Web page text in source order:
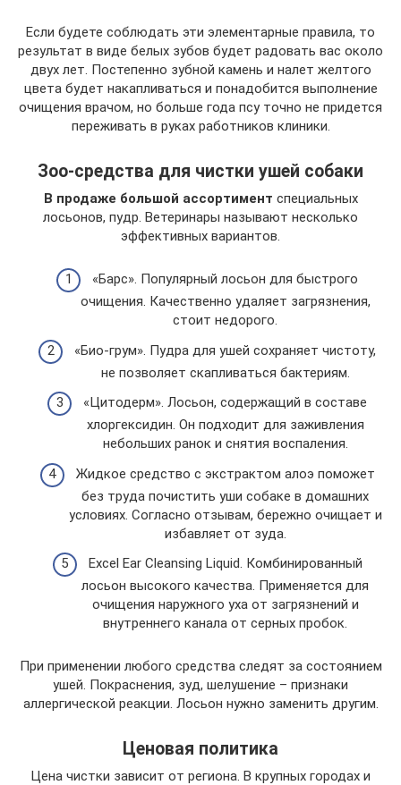
Если будете соблюдать эти элементарные правила, то
результат в виде белых зубов будет радовать вас около
двух лет. Постепенно зубной камень и налет желтого
цвета будет накапливаться и понадобится выполнение
очищения врачом, но больше года псу точно не придется
переживать в руках работников клиники.
Зоо-средства для чистки ушей собаки
В продаже большой ассортимент специальных
лосьонов, пудр. Ветеринары называют несколько
эффективных вариантов.
«Барс». Популярный лосьон для быстрого
очищения. Качественно удаляет загрязнения,
стоит недорого.
«Био-грум». Пудра для ушей сохраняет чистоту,
не позволяет скапливаться бактериям.
«Цитодерм». Лосьон, содержащий в составе
хлоргексидин. Он подходит для заживления
небольших ранок и снятия воспаления.
Жидкое средство с экстрактом алоэ поможет
без труда почистить уши собаке в домашних
условиях. Согласно отзывам, бережно очищает и
избавляет от зуда.
Excel Ear Cleansing Liquid. Комбинированный
лосьон высокого качества. Применяется для
очищения наружного уха от загрязнений и
внутреннего канала от серных пробок.
При применении любого средства следят за состоянием
ушей. Покраснения, зуд, шелушение – признаки
аллергической реакции. Лосьон нужно заменить другим.
Ценовая политика
Цена чистки зависит от региона. В крупных городах и